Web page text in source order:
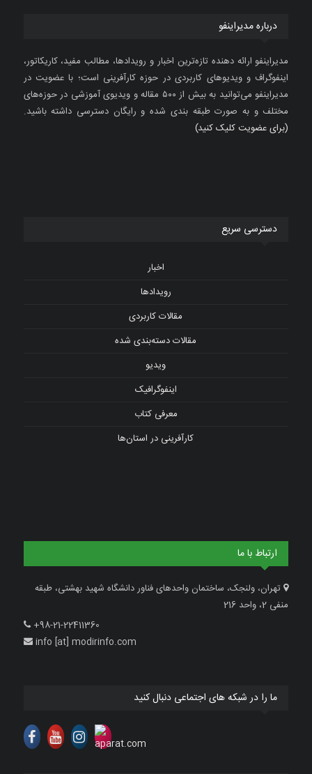
درباره مدیراینفو
مدیراینفو ارائه دهنده تازه‌ترین اخبار و رویدادها، مطالب مفید، کاریکاتور،
اینفوگراف و ویدیوهای کاربردی در حوزه کارآفرینی است؛ با عضویت در
مدیراینفو می‌توانید به بیش از ۵۰۰ مقاله و ویدیوی آموزشی در حوزه‌های
مختلف و به صورت طبقه بندی شده و رایگان دسترسی داشته باشید.
(برای عضویت کلیک کنید)
دسترسی سریع
اخبار
رویدادها
مقالات کاربردی
مقالات دسته‌بندی شده
ویدیو
اینفوگرافیک
معرفی کتاب
کارآفرینی در استان‌ها
ارتباط با ما
تهران، ولنجک، ساختمان واحدهای فناور دانشگاه شهید بهشتی، طبقه
منفی 2، واحد 216
+98-21-22411360
info [at] modirinfo.com
ما را در شبکه های اجتماعی دنبال کنید